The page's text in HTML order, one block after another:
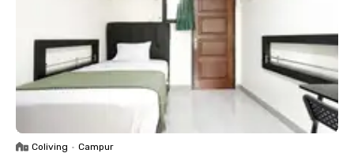
Coliving • Campur